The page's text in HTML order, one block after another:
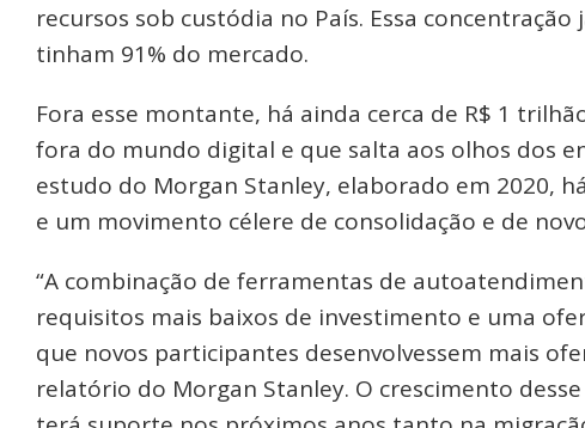
recursos sob custódia no País. Essa
tinham 91% do mercado.
Fora esse montante, há ainda cerca de R$ 1
fora do mundo digital e que salta aos olhos dos
estudo do Morgan Stanley, elaborado em 2020,
e um movimento célere de consolidação e de
“A combinação de ferramentas de
requisitos mais baixos de investimento e uma
que novos participantes desenvolvessem mais
relatório do Morgan Stanley. O crescimento